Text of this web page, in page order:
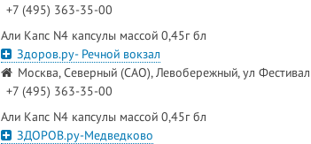
+7 (495) 363-35-00
Али Капс N4 капсулы массой 0,45г бл
Здоров.ру- Речной вокзал
Москва, Северный (САО), Левобережный, ул
+7 (495) 363-35-00
Али Капс N4 капсулы массой 0,45г бл
ЗДОРОВ.ру-Медведково